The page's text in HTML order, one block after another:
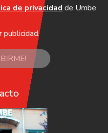
de privacidad de Umbe
publicidad.